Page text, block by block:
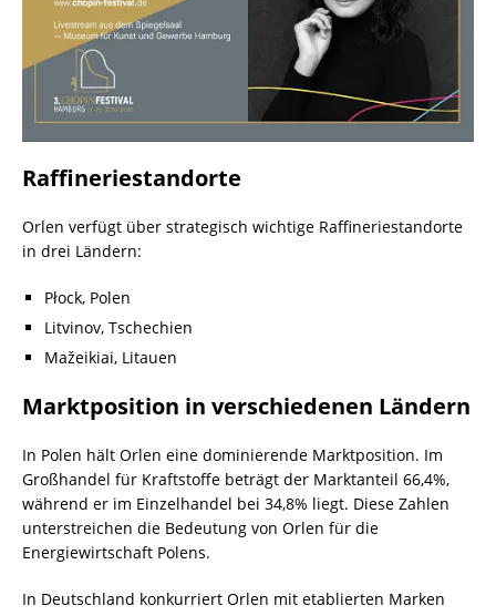
Raffineriestandorte
Orlen verfügt über strategisch wichtige Raffineriestandorte
in drei Ländern:
Płock, Polen
Litvinov, Tschechien
Mažeikiai, Litauen
Marktposition in verschiedenen Ländern
In Polen hält Orlen eine dominierende Marktposition. Im
Großhandel für Kraftstoffe beträgt der Marktanteil 66,4%,
während er im Einzelhandel bei 34,8% liegt. Diese Zahlen
unterstreichen die Bedeutung von Orlen für die
Energiewirtschaft Polens.
In Deutschland konkurriert Orlen mit etablierten Marken